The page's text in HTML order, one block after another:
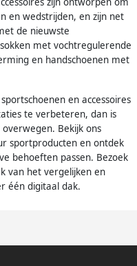
en wedstrijden, en zijn net
de nieuwste
met vochtregulerende
en handschoenen met
en accessoires
te verbeteren, dan is
Bekijk ons
sportproducten en ontdek
behoeften passen. Bezoek
van het vergelijken en
één digitaal dak.